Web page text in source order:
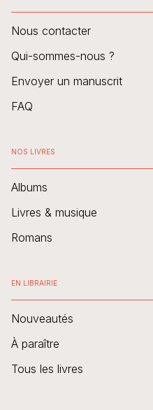
Nous contacter
Qui-sommes-nous ?
Envoyer un manuscrit
FAQ
NOS LIVRES
Albums
Livres & musique
Romans
EN LIBRAIRIE
Nouveautés
À paraître
Tous les livres